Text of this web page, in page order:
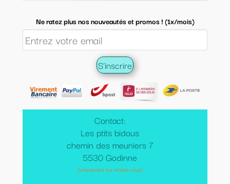
Contact:
Les ptits bidous
chemin des meuniers 7
5530 Godinne
(uniquement sur rendez-vous)
Ne ratez plus nos nouveautés et promos ! (1x/mois)